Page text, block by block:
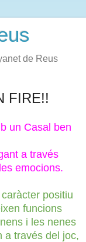
de Reus
FIRE!!
un Casal ben
a través
emocions.
positiu
funcions
i les nenes
a través del joc,